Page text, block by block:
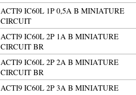
ACTI9 IC60L 1P 0,5A B MINIATURE
CIRCUIT
ACTI9 IC60L 2P 1A B MINIATURE
CIRCUIT BR
ACTI9 IC60L 2P 2A B MINIATURE
CIRCUIT BR
ACTI9 IC60L 2P 3A B MINIATURE